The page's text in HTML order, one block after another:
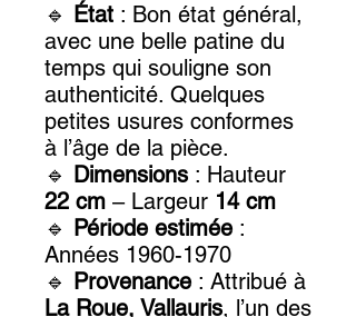
🔹 État : Bon état général,
avec une belle patine du
temps qui souligne son
authenticité. Quelques
petites usures conformes
à l’âge de la pièce.
🔹 Dimensions : Hauteur
22 cm – Largeur 14 cm
🔹 Période estimée :
Années 1960-1970
🔹 Provenance : Attribué à
La Roue, Vallauris, l’un des